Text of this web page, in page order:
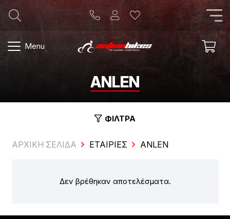
Menu
ANLEN
ΦΙΛΤΡΑ
ΑΡΧΙΚΗ ΣΕΛΙΔΑ ΕΤΑΙΡΊΕΣ ANLEN
Δεν βρέθηκαν αποτελέσματα.